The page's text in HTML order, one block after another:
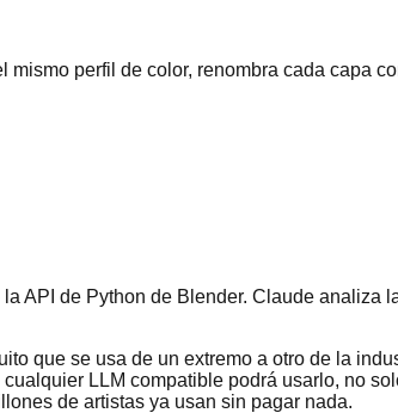
mismo perfil de color, renombra cada capa
la API de Python de Blender. Claude
que se usa de un extremo a otro de la
LLM compatible podrá usarlo, no
de artistas ya usan sin pagar nada.